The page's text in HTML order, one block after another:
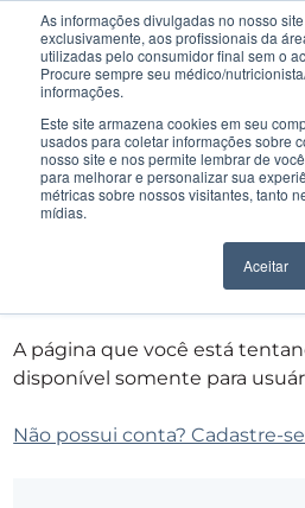
As informações divulgadas no nosso
exclusivamente, aos profissionais da
utilizadas pelo consumidor final sem o
Procure sempre seu médico/
informações.
Este site armazena cookies em seu
usados para coletar informações sobre
nosso site e nos permite lembrar de
para melhorar e personalizar sua
métricas sobre nossos visitantes, tanto
mídias.
Aceitar
A página que você está
disponível somente para
Não possui conta? Cadastre-